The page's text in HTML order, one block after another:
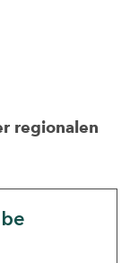
regionalen